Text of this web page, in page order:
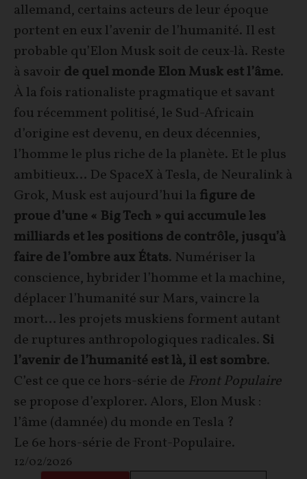
allemand, certains acteurs de leur époque
portent en eux l’avenir de l’humanité. Il est
probable qu’Elon Musk soit de ceux-là. Reste
à savoir de quel monde Elon Musk est l’âme.
À la fois rationaliste pragmatique et savant
fou récemment politisé, le Sud-Africain
d’origine est devenu, en deux décennies,
l’homme le plus riche de la planète. Et le plus
ambitieux… De SpaceX à Tesla, de Neuralink à
Grok, Musk est aujourd’hui la figure de
proue d’une « Big Tech » qui accumule les
milliards et les positions de contrôle, jusqu’à
faire de l’ombre aux États. Numériser la
conscience, hybrider l’homme et la machine,
déplacer l’humanité sur Mars, vaincre la
mort… les projets muskiens forment autant
de ruptures anthropologiques radicales. Si
l’avenir de l’humanité est là, il est sombre.
C’est ce que ce hors-série de Front Populaire
se propose d’explorer. Alors, Elon Musk :
l’âme (damnée) du monde en Tesla ?
Le 6e hors-série de Front-Populaire.
12/02/2026